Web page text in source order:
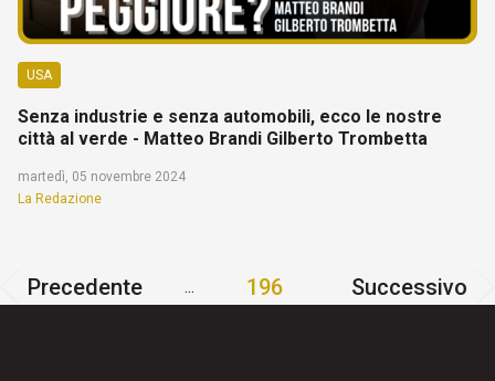
USA
Senza industrie e senza automobili, ecco le nostre
città al verde - Matteo Brandi Gilberto Trombetta
martedì, 05 novembre 2024
La Redazione
Precedente ... 196 Successivo